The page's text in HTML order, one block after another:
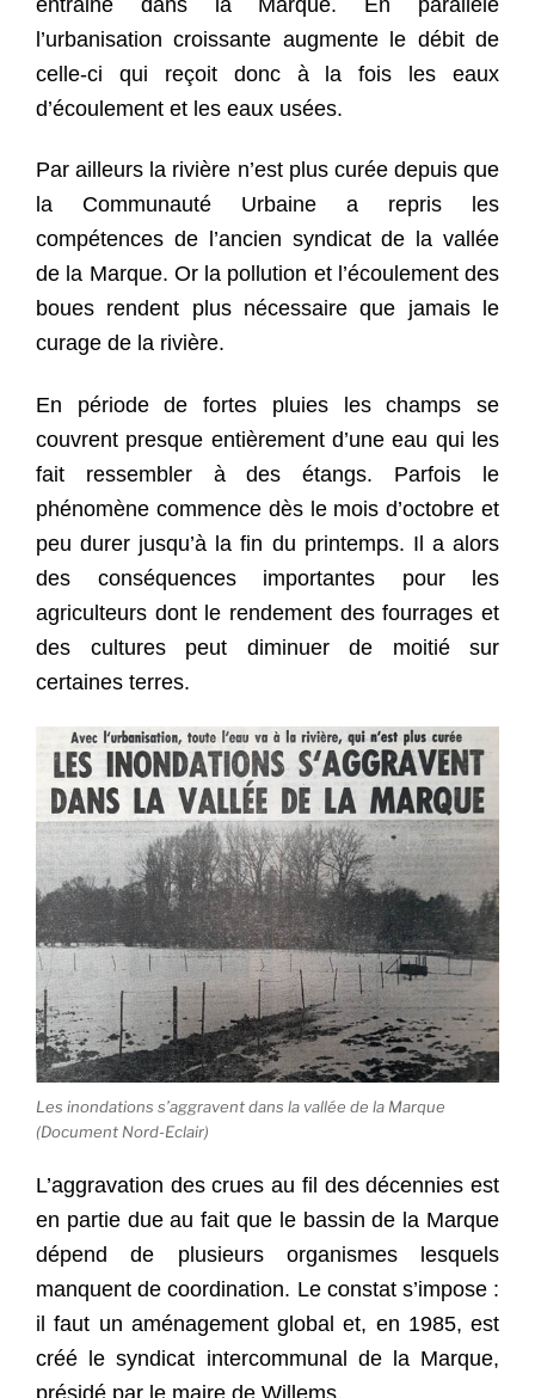
l’urbanisation croissante augmente le débit de
celle-ci qui reçoit donc à la fois les eaux
d’écoulement et les eaux usées.
Par ailleurs la rivière n’est plus curée depuis que
la Communauté Urbaine a repris les
compétences de l’ancien syndicat de la vallée
de la Marque. Or la pollution et l’écoulement des
boues rendent plus nécessaire que jamais le
curage de la rivière.
En période de fortes pluies les champs se
couvrent presque entièrement d’une eau qui les
fait ressembler à des étangs. Parfois le
phénomène commence dès le mois d’octobre et
peu durer jusqu’à la fin du printemps. Il a alors
des conséquences importantes pour les
agriculteurs dont le rendement des fourrages et
des cultures peut diminuer de moitié sur
certaines terres.
Les inondations s’aggravent dans la vallée de la Marque
(Document Nord-Eclair)
L’aggravation des crues au fil des décennies est
en partie due au fait que le bassin de la Marque
dépend de plusieurs organismes lesquels
manquent de coordination. Le constat s’impose :
il faut un aménagement global et, en 1985, est
créé le syndicat intercommunal de la Marque,
présidé par le maire de Willems.